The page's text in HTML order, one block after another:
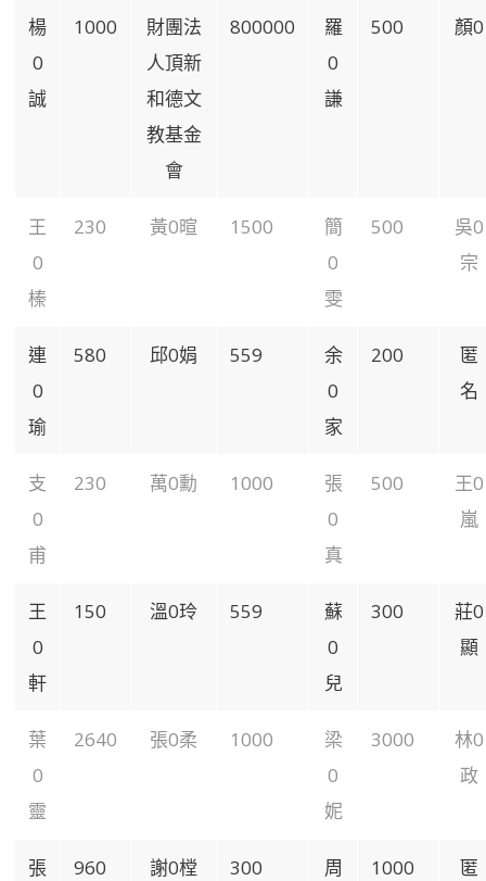
楊
0
誠
1000
財團法
人頂新
和德文
教基金
會
800000
羅
0
謙
500 顏0
王
0
榛
230 黃0暄 1500
簡
0
雯
500
吳0
宗
連
0
瑜
580 邱0娟 559
余
0
家
200
匿
名
支
0
甫
230 萬0勳 1000
張
0
真
500
王0
嵐
王
0
軒
150 溫0玲 559
蘇
0
兒
300
莊0
顯
葉
0
靈
2640 張0柔 1000
梁
0
妮
3000
林0
政
張
960 謝0樘 300
周
1000
匿